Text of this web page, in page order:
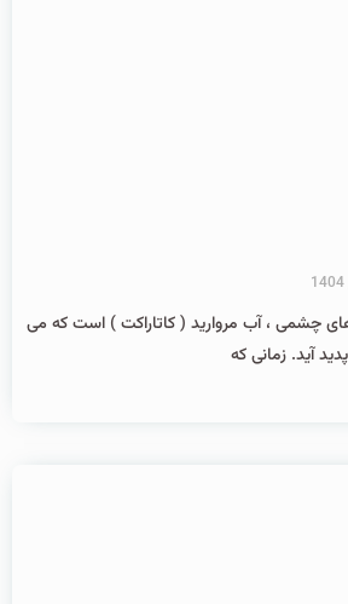
چشمی ، آب مروارید ( کاتاراکت ) است که می
آید. زمانی که